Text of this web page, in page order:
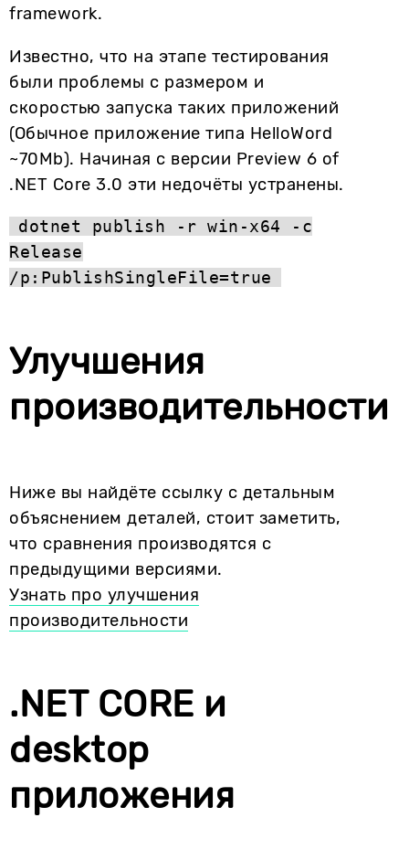
framework.
Известно, что на этапе тестирования
были проблемы с размером и
скоростью запуска таких приложений
(Обычное приложение типа HelloWord
~70Mb). Начиная с версии Preview 6 of
.NET Core 3.0 эти недочёты устранены.
dotnet publish -r win-x64 -c
Release
/p:PublishSingleFile=true
Улучшения
производительности
Ниже вы найдёте ссылку с детальным
объяснением деталей, стоит заметить,
что сравнения производятся с
предыдущими версиями.
Узнать про улучшения
производительности
.NET CORE и
desktop
приложения